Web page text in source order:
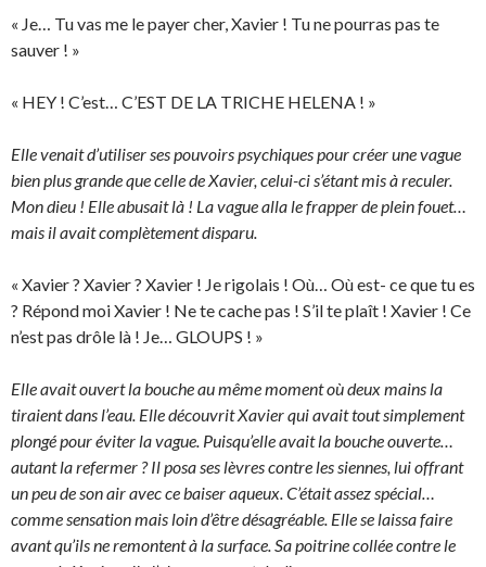
« Je… Tu vas me le payer cher, Xavier ! Tu ne pourras pas te
sauver ! »
« HEY ! C’est… C’EST DE LA TRICHE HELENA ! »
Elle venait d’utiliser ses pouvoirs psychiques pour créer une vague
bien plus grande que celle de Xavier, celui-ci s’étant mis à reculer.
Mon dieu ! Elle abusait là ! La vague alla le frapper de plein fouet…
mais il avait complètement disparu.
« Xavier ? Xavier ? Xavier ! Je rigolais ! Où… Où est- ce que tu es
? Répond moi Xavier ! Ne te cache pas ! S’il te plaît ! Xavier ! Ce
n’est pas drôle là ! Je… GLOUPS ! »
Elle avait ouvert la bouche au même moment où deux mains la
tiraient dans l’eau. Elle découvrit Xavier qui avait tout simplement
plongé pour éviter la vague. Puisqu’elle avait la bouche ouverte…
autant la refermer ? Il posa ses lèvres contre les siennes, lui offrant
un peu de son air avec ce baiser aqueux. C’était assez spécial…
comme sensation mais loin d’être désagréable. Elle se laissa faire
avant qu’ils ne remontent à la surface. Sa poitrine collée contre le